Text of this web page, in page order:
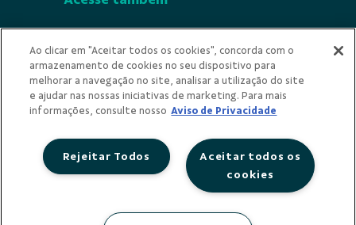
Indícios de Ilicitude
Privacidade
Ao clicar em "Aceitar todos os cookies", concorda com o
armazenamento de cookies no seu dispositivo para
melhorar a navegação no site, analisar a utilização do site
e ajudar nas nossas iniciativas de marketing. Para mais
informações, consulte nosso Aviso de Privacidade
Aceitar todos os
cookies
Rejeitar Todos